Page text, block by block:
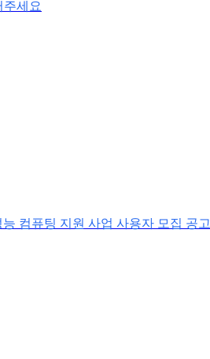
주세요
컴퓨팅 지원 사업 사용자 모집 공고